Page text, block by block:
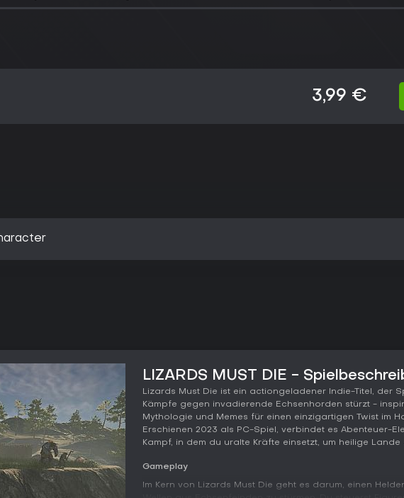
3,99 €
LIZARDS MUST DIE -
Lizards Must Die ist ein actiongeladener Indie-Titel, der
Kämpfe gegen invadierende Echsenhorden stürzt -
Mythologie und Memes für einen einzigartigen Twist im
Erschienen 2023 als PC-Spiel, verbindet es Abenteuer-
Kampf, in dem du uralte Kräfte einsetzt, um heilige Lande
Gameplay
Im Kern von Lizards Must Die geht es darum, einen